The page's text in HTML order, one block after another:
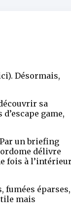
Désormais,
sa
game,
un briefing
délivre
fois à l’intérieur
fumées éparses,
mais